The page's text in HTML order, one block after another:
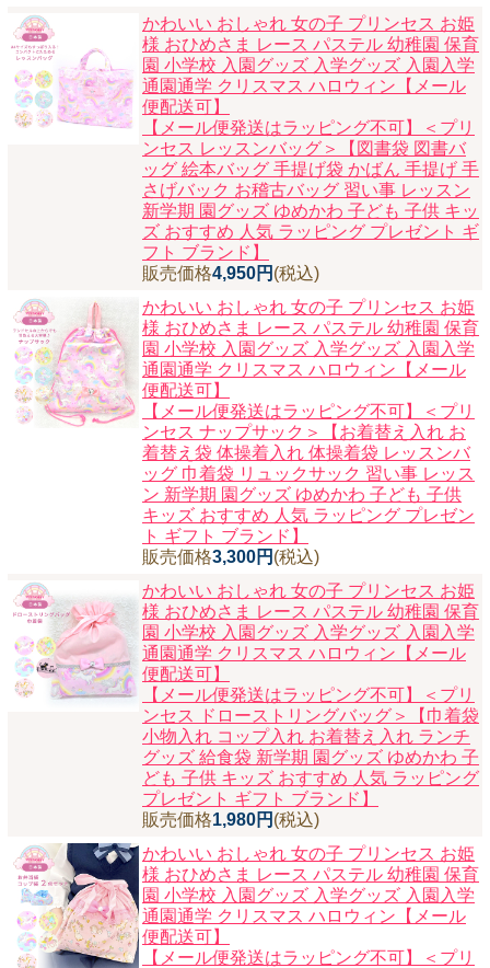
かわいい おしゃれ 女の子 プリンセス お姫
様 おひめさま レース パステル 幼稚園 保育
園 小学校 入園グッズ 入学グッズ 入園入学
通園通学 クリスマス ハロウィン【メール
便配送可】
【メール便発送はラッピング不可】＜プリ
ンセス レッスンバッグ＞【図書袋 図書バ
ッグ 絵本バッグ 手提げ袋 かばん 手提げ 手
さげバック お稽古バッグ 習い事 レッスン
新学期 園グッズ ゆめかわ 子ども 子供 キッ
ズ おすすめ 人気 ラッピング プレゼント ギ
フト ブランド】
販売価格4,950円 (税込)
かわいい おしゃれ 女の子 プリンセス お姫
様 おひめさま レース パステル 幼稚園 保育
園 小学校 入園グッズ 入学グッズ 入園入学
通園通学 クリスマス ハロウィン【メール
便配送可】
【メール便発送はラッピング不可】＜プリ
ンセス ナップサック＞【お着替え入れ お
着替え袋 体操着入れ 体操着袋 レッスンバ
ッグ 巾着袋 リュックサック 習い事 レッス
ン 新学期 園グッズ ゆめかわ 子ども 子供
キッズ おすすめ 人気 ラッピング プレゼン
ト ギフト ブランド】
販売価格3,300円 (税込)
かわいい おしゃれ 女の子 プリンセス お姫
様 おひめさま レース パステル 幼稚園 保育
園 小学校 入園グッズ 入学グッズ 入園入学
通園通学 クリスマス ハロウィン【メール
便配送可】
【メール便発送はラッピング不可】＜プリ
ンセス ドローストリングバッグ＞【巾着袋
小物入れ コップ入れ お着替え入れ ランチ
グッズ 給食袋 新学期 園グッズ ゆめかわ 子
ども 子供 キッズ おすすめ 人気 ラッピング
プレゼント ギフト ブランド】
販売価格1,980円 (税込)
かわいい おしゃれ 女の子 プリンセス お姫
様 おひめさま レース パステル 幼稚園 保育
園 小学校 入園グッズ 入学グッズ 入園入学
通園通学 クリスマス ハロウィン【メール
便配送可】
【メール便発送はラッピング不可】＜プリ
0120-221-040
電話受付時間：月～金10:00~16:00 ※祝日除く